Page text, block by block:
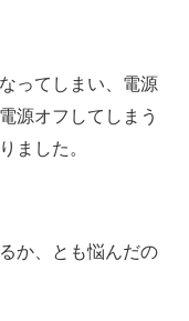
ってしまい、電源
源オフしてしまう
ました。
か、とも悩んだの